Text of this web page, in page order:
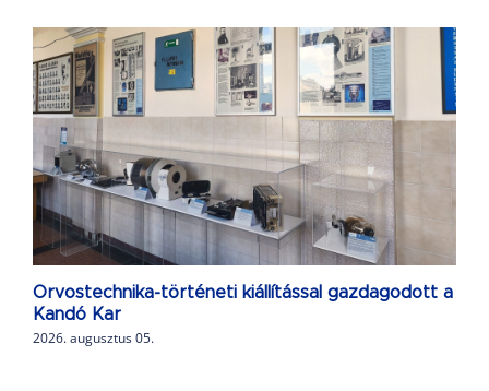
Orvostechnika-történeti kiállítással gazdagodott a
Kandó Kar
2026. augusztus 05.